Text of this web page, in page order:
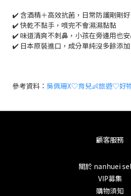
✔️ 含酒精＋高效抗菌，日常防護剛剛好
✔️ 快乾不黏手，噴完不會濕濕黏黏
✔️ 味道清爽不刺鼻，小孩在旁邊用也
✔️ 日本原裝進口，成分單純沒多餘添加
參考資料： 吳佩珊X♡育兒👶旅遊♡好
顧客服務
關於 nanhuei
VIP募集
購物須知